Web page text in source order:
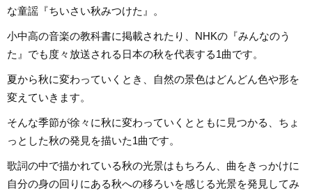
な童謡『ちいさい秋みつけた』。
小中高の音楽の教科書に掲載されたり、NHKの『みんなのう
た』でも度々放送される日本の秋を代表する1曲です。
夏から秋に変わっていくとき、自然の景色はどんどん色や形を
変えていきます。
そんな季節が徐々に秋に変わっていくとともに見つかる、ちょ
っとした秋の発見を描いた1曲です。
歌詞の中で描かれている秋の光景はもちろん、曲をきっかけに
自分の身の回りにある秋への移ろいを感じる光景を発見してみ